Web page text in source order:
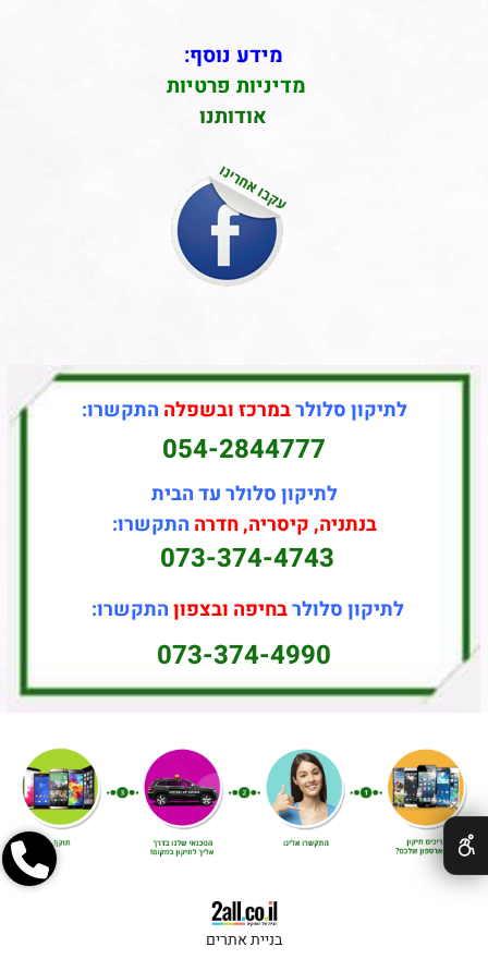
מידע נוסף:
מדיניות פרטיות
אודותנו
לתיקון סלולרבמרכז ובשפלה התקשרו:
054-2844777
לתיקון סלולר עד הבית
בנתניה, קיסריה, חדרה התקשרו:
073-374-4743
לתיקון סלולרבחיפה ובצפוןהתקשרו:
073-374-4990
בניית אתרים
✕